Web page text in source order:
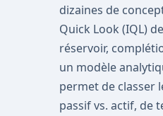
dizaines de
Quick Look (IQL)
réservoir,
un modèle
permet de classer
passif vs. actif, de